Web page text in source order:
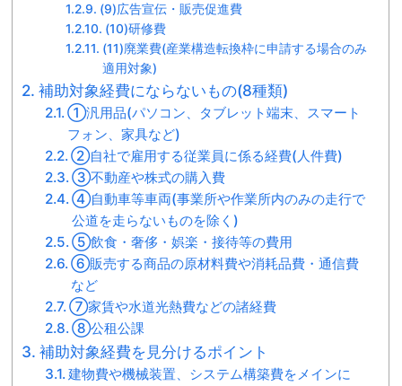
(9)広告宣伝・販売促進費
(10)研修費
(11)廃業費(産業構造転換枠に申請する場合のみ
適用対象)
補助対象経費にならないもの(8種類)
①汎用品(パソコン、タブレット端末、スマート
フォン、家具など)
②自社で雇用する従業員に係る経費(人件費)
③不動産や株式の購入費
④自動車等車両(事業所や作業所内のみの走行で
公道を走らないものを除く)
⑤飲食・奢侈・娯楽・接待等の費用
⑥販売する商品の原材料費や消耗品費・通信費
など
⑦家賃や水道光熱費などの諸経費
⑧公租公課
補助対象経費を見分けるポイント
建物費や機械装置、システム構築費をメインに